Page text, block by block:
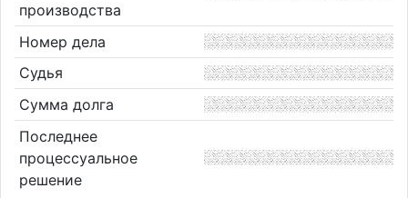
производства
Номер дела
Судья
Сумма долга
Последнее
процессуальное
решение